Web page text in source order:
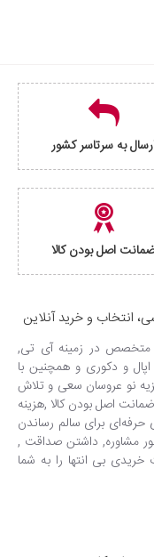
به سرتاسر کشور
اصل بودن کالا
انتخاب و خرید آنلاین
متخصص در زمینه آی تی,
اپال و دکوری و همچنین با
جهیزیه نو عروسان سعی و تلاش
اصل بودن کالا ,هزینه
حرفه‌ای برای سالم رساندن
مشاوره, داشتن صداقت ,
خریدی بی انتها را به شما